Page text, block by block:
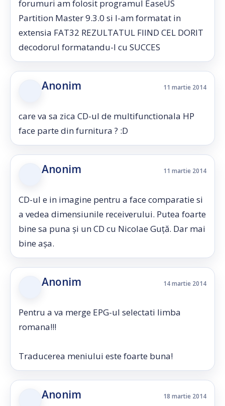
forumuri am folosit programul EaseUS
Partition Master 9.3.0 si l-am formatat in
extensia FAT32 REZULTATUL FIIND CEL DORIT
decodorul formatandu-l cu SUCCES
Anonim 11 martie 2014
care va sa zica CD-ul de multifunctionala HP
face parte din furnitura ? :D
Anonim 11 martie 2014
CD-ul e in imagine pentru a face comparatie si
a vedea dimensiunile receiverului. Putea foarte
bine sa puna și un CD cu Nicolae Guță. Dar mai
bine așa.
Anonim 14 martie 2014
Pentru a va merge EPG-ul selectati limba
romana!!!
Traducerea meniului este foarte buna!
Anonim 18 martie 2014